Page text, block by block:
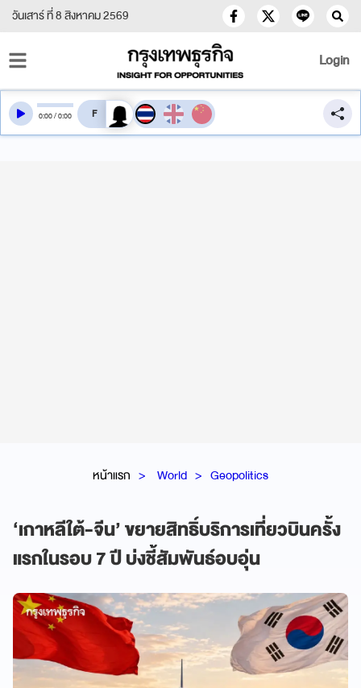
วันเสาร์ ที่ 8 สิงหาคม 2569
Login
หน้าแรก World Geopolitics
‘เกาหลีใต้-จีน’ ขยายสิทธิ์บริการเที่ยวบินครั้ง
แรกในรอบ 7 ปี บ่งชี้สัมพันธ์อบอุ่น
0:00/0:00 สลับเสียงอ่าน